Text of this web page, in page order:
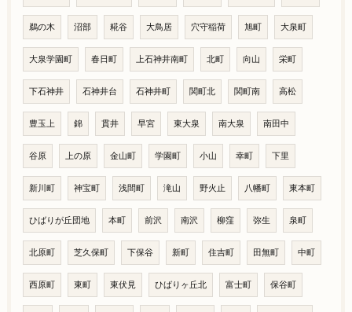
鵜の木 沼部 糀谷 大鳥居 穴守稲荷 旭町 大泉町
大泉学園町 春日町 上石神井南町 北町 向山 栄町
下石神井 石神井台 石神井町 関町北 関町南 高松
豊玉上 錦 貫井 早宮 東大泉 南大泉 南田中
谷原 上の原 金山町 学園町 小山 幸町 下里
新川町 神宝町 浅間町 滝山 野火止 八幡町 東本町
ひばりが丘団地 本町 前沢 南沢 柳窪 弥生 泉町
北原町 芝久保町 下保谷 新町 住吉町 田無町 中町
西原町 東町 東伏見 ひばりヶ丘北 富士町 保谷町